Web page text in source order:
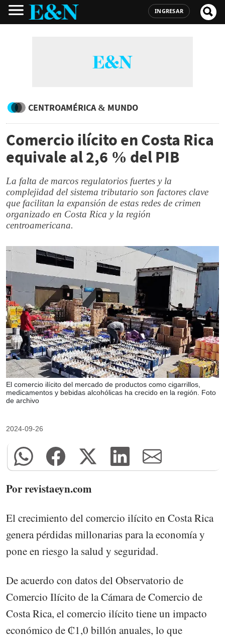
INGRESAR
CENTROAMÉRICA & MUNDO
Comercio ilícito en Costa Rica
equivale al 2,6 % del PIB
La falta de marcos regulatorios fuertes y la
complejidad del sistema tributario son factores clave
que facilitan la expansión de estas redes de crimen
organizado en Costa Rica y la región
centroamericana.
El comercio ilícito del mercado de productos como cigarrillos,
medicamentos y bebidas alcohólicas ha crecido en la región. Foto
de archivo
2024-09-26
Por revistaeyn.com
El crecimiento del comercio ilícito en Costa Rica
genera pérdidas millonarias para la economía y
pone en riesgo la salud y seguridad.
De acuerdo con datos del Observatorio de
Comercio Ilícito de la Cámara de Comercio de
Costa Rica, el comercio ilícito tiene un impacto
económico de ₡1,0 billón anuales, lo que